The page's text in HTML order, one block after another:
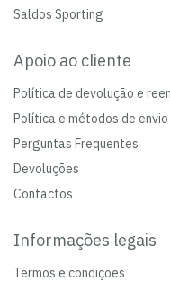
Saldos Sporting
Apoio ao cliente
Política de devolução e
Política e métodos de envio
Perguntas Frequentes
Devoluções
Contactos
Informações legais
Termos e condições